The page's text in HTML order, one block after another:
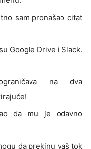
sam pronašao citat
Google Drive i Slack.
na dva
da mu je odavno
da prekinu vaš tok